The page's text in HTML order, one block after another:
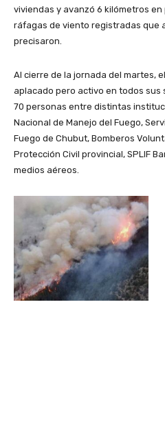
viviendas y avanzó 6 kilómetros
ráfagas de viento registradas que
precisaron.
Al cierre de la jornada del martes,
aplacado pero activo en todos
70 personas entre distintas
Nacional de Manejo del Fuego,
Fuego de Chubut, Bomberos
Protección Civil provincial, SPLIF
medios aéreos.